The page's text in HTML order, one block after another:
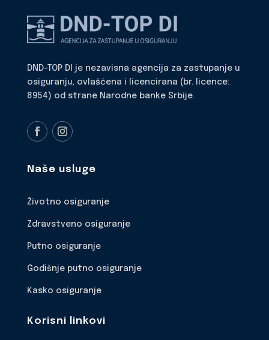
DND-TOP DI je nezavisna agencija za zastupanje u
osiguranju, ovlašćena i licencirana (br. licence:
8954) od strane Narodne banke Srbije.
Naše usluge
Životno osiguranje
Zdravstveno osiguranje
Putno osiguranje
Godišnje putno osiguranje
Kasko osiguranje
Korisni linkovi